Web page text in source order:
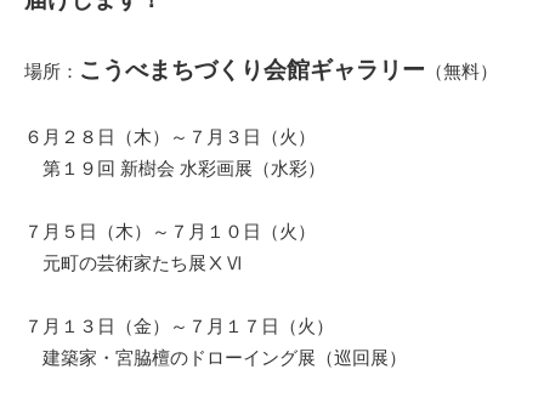
場所： こうべまちづくり会館ギャラリー （無料）
６月２８日（木）～７月３日（火）
第１９回 新樹会 水彩画展（水彩）
７月５日（木）～７月１０日（火）
元町の芸術家たち展ⅩⅥ
７月１３日（金）～７月１７日（火）
建築家・宮脇檀のドローイング展（巡回展）